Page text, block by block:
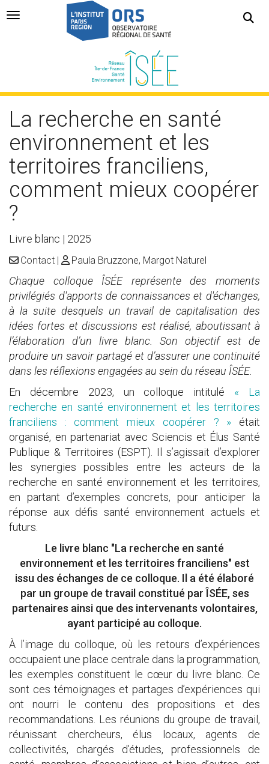
Navigation Toggle
La recherche en santé
environnement et les
territoires franciliens,
comment mieux coopérer
?
Livre blanc | 2025
Contact Paula Bruzzone, Margot Naturel
Chaque colloque ÎSÉE représente des moments
privilégiés d'apports de connaissances et d'échanges,
à la suite desquels un travail de capitalisation des
idées fortes et discussions est réalisé, aboutissant à
l’élaboration d’un livre blanc. Son objectif est de
produire un savoir partagé et d’assurer une continuité
dans les réflexions engagées au sein du réseau ÎSÉE.
En décembre 2023, un colloque intitulé « La
recherche en santé environnement et les territoires
franciliens : comment mieux coopérer ? » était
organisé, en partenariat avec Sciencis et Élus Santé
Publique & Territoires (ESPT). Il s’agissait d’explorer
les synergies possibles entre les acteurs de la
recherche en santé environnement et les territoires,
en partant d’exemples concrets, pour anticiper la
réponse aux défis santé environnement actuels et
futurs.
Le livre blanc "La recherche en santé
environnement et les territoires franciliens" est
issu des échanges de ce colloque. Il a été élaboré
par un groupe de travail constitué par ÎSÉE, ses
partenaires ainsi que des intervenants volontaires,
ayant participé au colloque.
À l’image du colloque, où les retours d’expériences
occupaient une place centrale dans la programmation,
les exemples constituent le cœur du livre blanc. Ce
sont ces témoignages et partages d’expériences qui
ont nourri le contenu des propositions et des
recommandations. Les réunions du groupe de travail,
réunissant chercheurs, élus locaux, agents de
collectivités, chargés d’études, professionnels de